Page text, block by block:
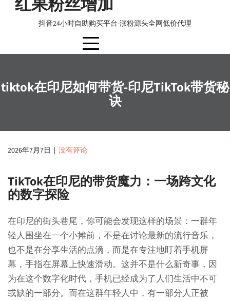
抖音24小时自助购买平台-涨粉源头全网低价代理
tiktok在印尼如何带货-印尼TikTok带货秘
诀
2026年7月7日 | 没有评论
TikTok在印尼的带货魔力：一场跨文化
的数字探险
在印尼的街头巷尾，你可能会发现这样的场景：一群年
轻人围坐在一个小摊前，不是在讨论最新的流行音乐，
也不是在分享生活的点滴，而是在专注地盯着手机屏
幕，手指在屏幕上快速滑动。这并不是什么新奇事，因
为在这个数字化时代，手机已经成为了人们生活中不可
或缺的一部分。而在这群年轻人中，有一部分人正被